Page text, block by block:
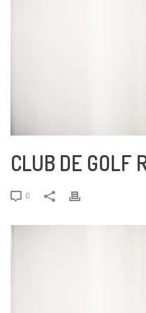
CLUB DE GOLF
0